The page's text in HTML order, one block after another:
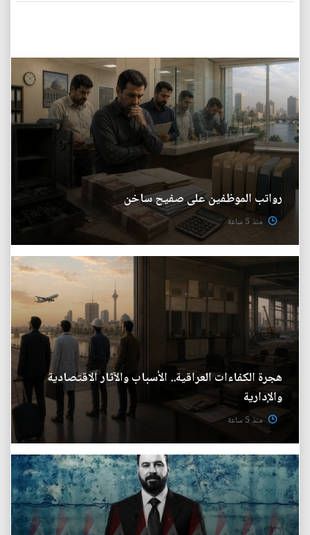
رواتب الموظفين على صفيح ساخن
منذ 5 ساعة
هجرة الكفاءات العراقية.. الأسباب والآثار الاقتصادية
والإدارية
منذ 5 ساعة